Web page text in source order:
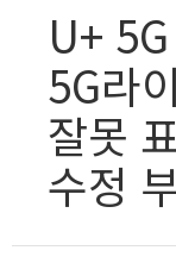
U+
5G라
잘못
수정